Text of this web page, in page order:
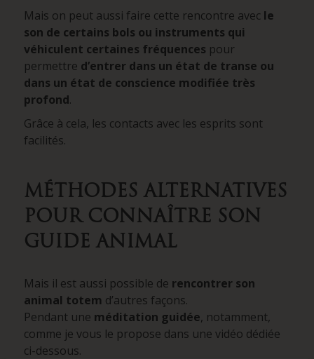
Mais on peut aussi faire cette rencontre avec le
son de certains bols ou instruments qui
véhiculent certaines fréquences pour
permettre d’entrer dans un état de transe ou
dans un état de conscience modifiée très
profond.
Grâce à cela, les contacts avec les esprits sont
facilités.
MÉTHODES ALTERNATIVES
POUR CONNAÎTRE SON
GUIDE ANIMAL
Mais il est aussi possible de rencontrer son
animal totem d’autres façons.
Pendant une méditation guidée, notamment,
comme je vous le propose dans une vidéo dédiée
ci-dessous.